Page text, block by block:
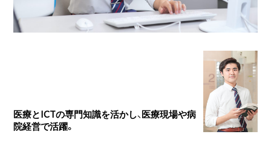
医療とICTの専門知識を活かし、医療現場や病
院経営で活躍。